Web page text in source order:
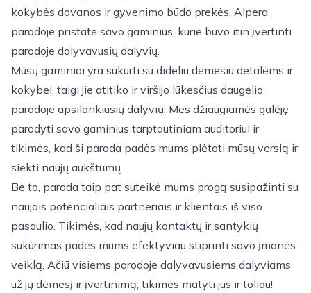
kokybės dovanos ir gyvenimo būdo prekės. Alpera
parodoje pristatė savo gaminius, kurie buvo itin įvertinti
parodoje dalyvavusių dalyvių.
Mūsų gaminiai yra sukurti su dideliu dėmesiu detalėms ir
kokybei, taigi jie atitiko ir viršijo lūkesčius daugelio
parodoje apsilankiusių dalyvių. Mes džiaugiamės galėję
parodyti savo gaminius tarptautiniam auditoriui ir
tikimės, kad ši paroda padės mums plėtoti mūsų verslą ir
siekti naujų aukštumų.
Be to, paroda taip pat suteikė mums progą susipažinti su
naujais potencialiais partneriais ir klientais iš viso
pasaulio. Tikimės, kad naujų kontaktų ir santykių
sukūrimas padės mums efektyviau stiprinti savo įmonės
veiklą. Ačiū visiems parodoje dalyvavusiems dalyviams
už jų dėmesį ir įvertinimą, tikimės matyti jus ir toliau!